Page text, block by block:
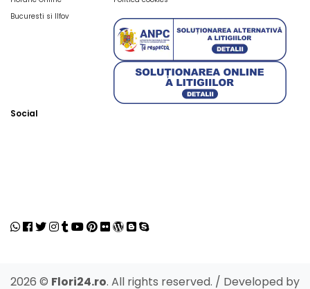
Bucuresti si Ilfov
Social
2026 © Flori24.ro. All rights reserved. / Developed by